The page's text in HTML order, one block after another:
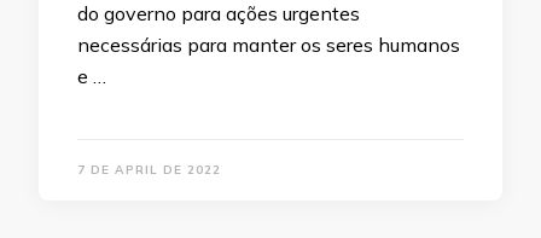
do governo para ações urgentes
necessárias para manter os seres humanos
e …
7 DE APRIL DE 2022